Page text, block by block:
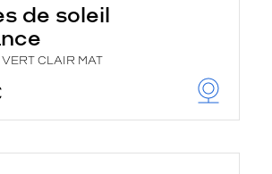
de soleil
CLAIR MAT